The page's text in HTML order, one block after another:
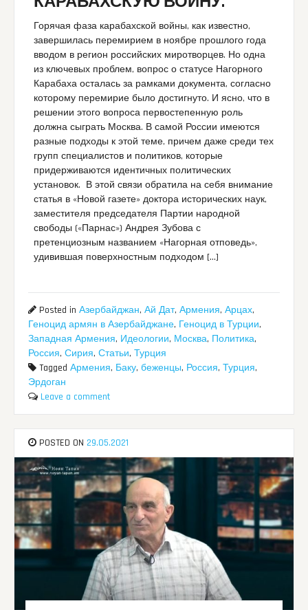
Горячая фаза карабахской войны, как известно,
завершилась перемирием в ноябре прошлого года
вводом в регион российских миротворцев. Но одна
из ключевых проблем, вопрос о статусе Нагорного
Карабаха осталась за рамками документа, согласно
которому перемирие было достигнуто. И ясно, что в
решении этого вопроса первостепенную роль
должна сыграть Москва. В самой России имеются
разные подходы к этой теме, причем даже среди тех
групп специалистов и политиков, которые
придерживаются идентичных политических
установок. В этой связи обратила на себя внимание
статья в «Новой газете» доктора исторических наук,
заместителя председателя Партии народной
свободы («Парнас») Андрея Зубова с
претенциозным названием «Нагорная отповедь»,
удивившая поверхностным подходом […]
Posted inАзербайджан,Ай Дат,Армения,Арцах,
Геноцид армян в Азербайджане, Геноцид в Турции,
Западная Армения, Идеологии, Москва, Политика,
Россия,Сирия,Статьи,Турция
TaggedАрмения, Баку,беженцы, Россия,Турция,
Эрдоган
Leave a comment
POSTED ON 29.05.2021